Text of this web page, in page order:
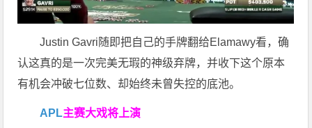
Justin Gavri随即把自己的手牌翻给Elamawy看，确
认这真的是一次完美无瑕的神级弃牌，并收下这个原本
有机会冲破七位数、却始终未曾失控的底池。
APL主赛大戏将上演